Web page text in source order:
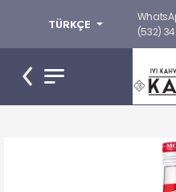
TÜRKÇE
(532)